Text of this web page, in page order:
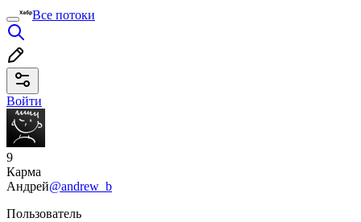
Все потоки
Войти
9
Карма
Андрей@andrew_b
Пользователь